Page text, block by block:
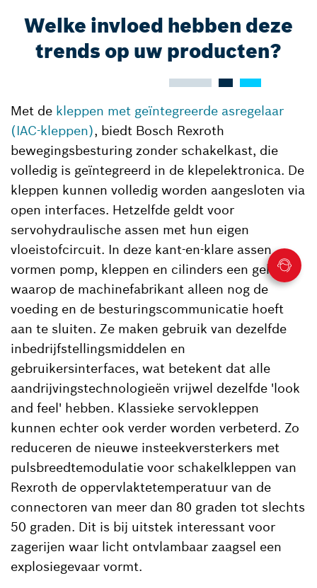
Welke invloed hebben deze
trends op uw producten?
Met de kleppen met geïntegreerde asregelaar
(IAC-kleppen), biedt Bosch Rexroth
bewegingsbesturing zonder schakelkast, die
volledig is geïntegreerd in de klepelektronica. De
kleppen kunnen volledig worden aangesloten via
open interfaces. Hetzelfde geldt voor
servohydraulische assen met hun eigen
vloeistofcircuit. In deze kant-en-klare assen
vormen pomp, kleppen en cilinders een geheel
waarop de machinefabrikant alleen nog de
voeding en de besturingscommunicatie hoeft
aan te sluiten. Ze maken gebruik van dezelfde
inbedrijfstellingsmiddelen en
gebruikersinterfaces, wat betekent dat alle
aandrijvingstechnologieën vrijwel dezelfde 'look
and feel' hebben. Klassieke servokleppen
kunnen echter ook verder worden verbeterd. Zo
reduceren de nieuwe insteekversterkers met
pulsbreedtemodulatie voor schakelkleppen van
Rexroth de oppervlaktetemperatuur van de
connectoren van meer dan 80 graden tot slechts
50 graden. Dit is bij uitstek interessant voor
zagerijen waar licht ontvlambaar zaagsel een
explosiegevaar vormt.